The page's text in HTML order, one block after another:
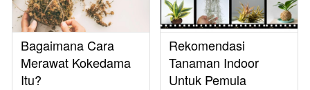
Bagaimana Cara
Merawat Kokedama
Itu?
Rekomendasi
Tanaman Indoor
Untuk Pemula